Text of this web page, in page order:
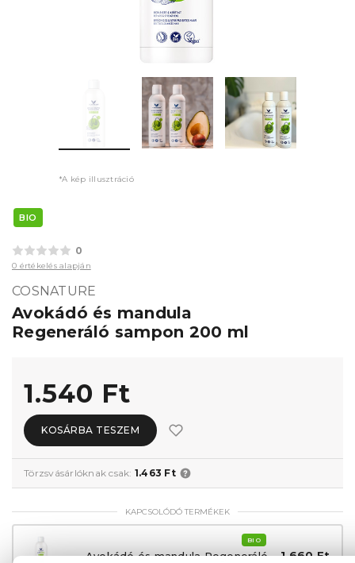
*A kép illusztráció
BIO
0
0 értékelés alapján
COSNATURE
Avokádó és mandula
Regeneráló sampon 200 ml
1.540 Ft
KOSÁRBA TESZEM
Törzsvásárlóknak csak: 1.463 Ft
KAPCSOLÓDÓ TERMÉKEK
BIO
Avokádó és mandula Regeneráló
1.660 Ft